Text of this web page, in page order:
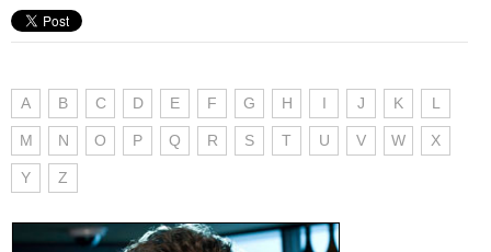
A B C D E F G H I J K L
M N O P Q R S T U V W X
Y Z